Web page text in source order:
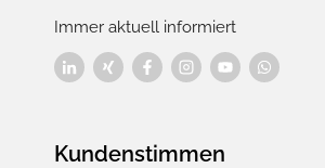
Immer aktuell informiert
Kundenstimmen